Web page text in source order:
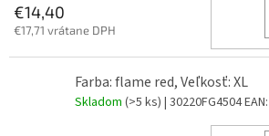
€14,40
€17,71 vrátane DPH
Farba: flame red, Veľkosť: XL
Skladom (>5 ks) | 30220FG4504EAN: